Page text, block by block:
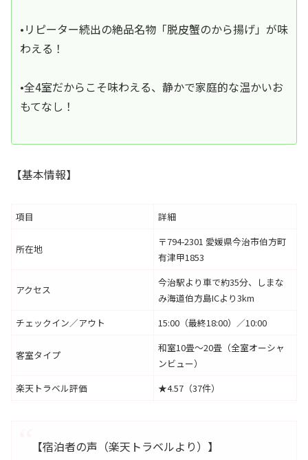
•リピーター続出の絶品名物「脱皮蟹のから揚げ」が味
わえる！
•全4室だからこそ味わえる、静かで家庭的な温かいお
もてなし！
【基本情報】
項目 詳細
所在地
〒794-2301 愛媛県今治市伯方町
有津甲1853
アクセス
今治駅より車で約35分、しまな
み海道伯方島ICより3km
チェックイン／アウト
15:00（最終18:00）／10:00
客室タイプ
和室10畳〜20畳（全室オーシャ
ンビュー）
楽天トラベル評価
★4.57（37件）
【宿泊者の声（楽天トラベルより）】